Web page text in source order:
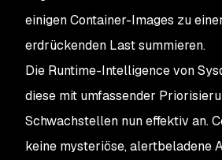
einigen Container-Images zu
erdrückenden Last summieren.
Die Runtime-Intelligence von
diese mit umfassender
Schwachstellen nun effektiv an.
keine mysteriöse, alertbeladene